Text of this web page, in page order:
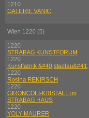
1210
GALERIE VANIC
Wien 1220 (5)
1220
STRABAG KUNSTFORUM
1220
Kunstfabrik &#40;stadlau&#41;
1220
Rosina REKIRSCH
1220
GIRONCOLI-KRISTALL im
STRABAG HAUS
1220
YOLY MAURER